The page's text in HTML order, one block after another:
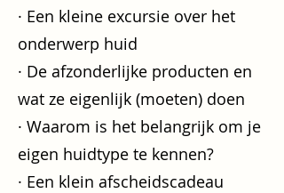
· Een kleine excursie over het
onderwerp huid
· De afzonderlijke producten en
wat ze eigenlijk (moeten) doen
· Waarom is het belangrijk om je
eigen huidtype te kennen?
· Een klein afscheidscadeau